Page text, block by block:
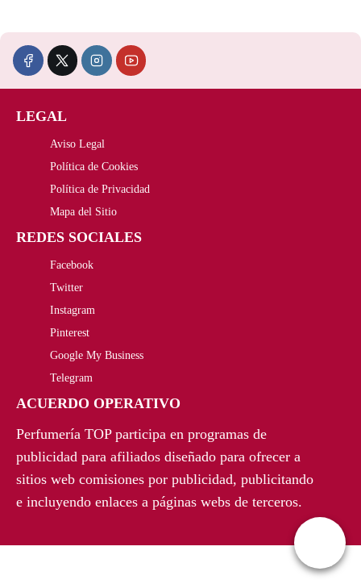
LEGAL
Aviso Legal
Política de Cookies
Política de Privacidad
Mapa del Sitio
REDES SOCIALES
Facebook
Twitter
Instagram
Pinterest
Google My Business
Telegram
ACUERDO OPERATIVO
Perfumería TOP participa en programas de
publicidad para afiliados diseñado para ofrecer a
sitios web comisiones por publicidad, publicitando
e incluyendo enlaces a páginas webs de terceros.